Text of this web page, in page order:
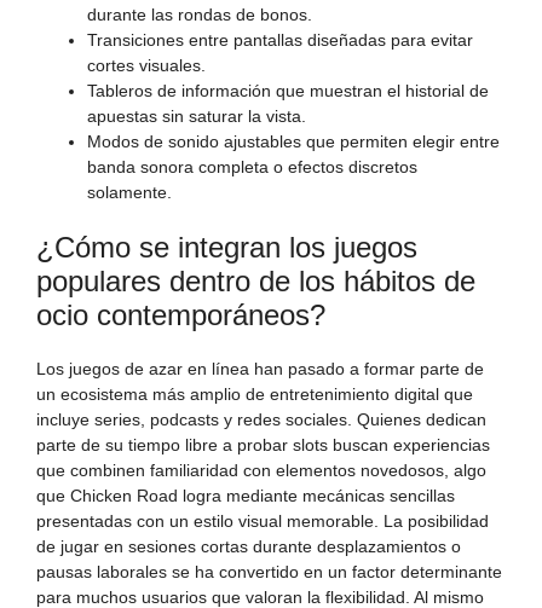
durante las rondas de bonos.
Transiciones entre pantallas diseñadas para evitar
cortes visuales.
Tableros de información que muestran el historial de
apuestas sin saturar la vista.
Modos de sonido ajustables que permiten elegir entre
banda sonora completa o efectos discretos
solamente.
¿Cómo se integran los juegos
populares dentro de los hábitos de
ocio contemporáneos?
Los juegos de azar en línea han pasado a formar parte de
un ecosistema más amplio de entretenimiento digital que
incluye series, podcasts y redes sociales. Quienes dedican
parte de su tiempo libre a probar slots buscan experiencias
que combinen familiaridad con elementos novedosos, algo
que Chicken Road logra mediante mecánicas sencillas
presentadas con un estilo visual memorable. La posibilidad
de jugar en sesiones cortas durante desplazamientos o
pausas laborales se ha convertido en un factor determinante
para muchos usuarios que valoran la flexibilidad. Al mismo